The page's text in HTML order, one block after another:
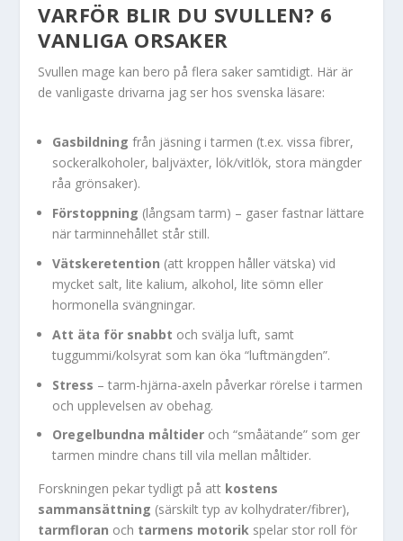
VARFÖR BLIR DU SVULLEN? 6
VANLIGA ORSAKER
Svullen mage kan bero på flera saker samtidigt. Här är
de vanligaste drivarna jag ser hos svenska läsare:
Gasbildning från jäsning i tarmen (t.ex. vissa fibrer,
sockeralkoholer, baljväxter, lök/vitlök, stora mängder
råa grönsaker).
Förstoppning (långsam tarm) – gaser fastnar lättare
när tarminnehållet står still.
Vätskeretention (att kroppen håller vätska) vid
mycket salt, lite kalium, alkohol, lite sömn eller
hormonella svängningar.
Att äta för snabbt och svälja luft, samt
tuggummi/kolsyrat som kan öka “luftmängden”.
Stress – tarm-hjärna-axeln påverkar rörelse i tarmen
och upplevelsen av obehag.
Oregelbundna måltider och “småätande” som ger
tarmen mindre chans till vila mellan måltider.
Forskningen pekar tydligt på att kostens
sammansättning (särskilt typ av kolhydrater/fibrer),
tarmfloran och tarmens motorik spelar stor roll för